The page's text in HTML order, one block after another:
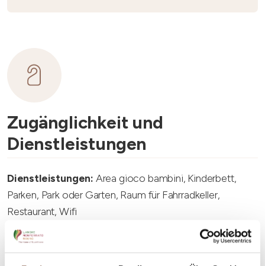
Zugänglichkeit und
Dienstleistungen
Dienstleistungen: Area gioco bambini, Kinderbett,
Parken, Park oder Garten, Raum für Fahrradkeller,
Restaurant, Wifi